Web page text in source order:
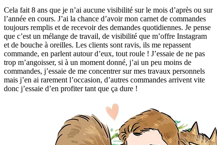
Cela fait 8 ans que je n’ai aucune visibilité sur le mois d’après ou sur
l’année en cours. J’ai la chance d’avoir mon carnet de commandes
toujours remplis et de recevoir des demandes quotidiennes. Je pense
que c’est un mélange de travail, de visibilité que m’offre Instagram
et de bouche à oreilles. Les clients sont ravis, ils me repassent
commande, en parlent autour d’eux, tout roule ! J’essaie de ne pas
trop m’angoisser, si à un moment donné, j’ai un peu moins de
commandes, j’essaie de me concentrer sur mes travaux personnels
mais j’en ai rarement l’occasion, d’autres commandes arrivent vite
donc j’essaie d’en profiter tant que ça dure !